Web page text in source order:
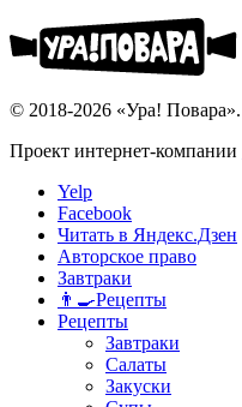
© 2018-2026 «Ура! Повара».
Проект интернет-компании
Yelp
Facebook
Читать в Яндекс.Дзен
Авторское право
Завтраки
👨‍🍳Рецепты
Рецепты
Завтраки
Салаты
Закуски